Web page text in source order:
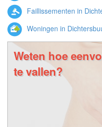
Faillissementen in
Woningen in
Weten hoe
te vallen?